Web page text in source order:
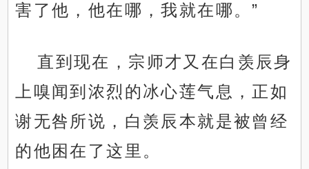
害了他，他在哪，我就在哪。”
直到现在，宗师才又在白羡辰身
上嗅闻到浓烈的冰心莲气息，正如
谢无咎所说，白羡辰本就是被曾经
的他困在了这里。